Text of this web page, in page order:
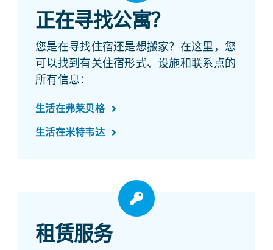
正在寻找公寓？
您是在寻找住宿还是想搬家？在这里，您
可以找到有关住宿形式、设施和联系点的
所有信息：
生活在弗莱贝格
生活在米特韦达
租赁服务